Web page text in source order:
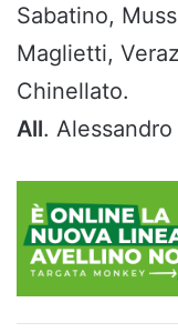
Sabatino,
Maglietti,
Chinellato.
All.